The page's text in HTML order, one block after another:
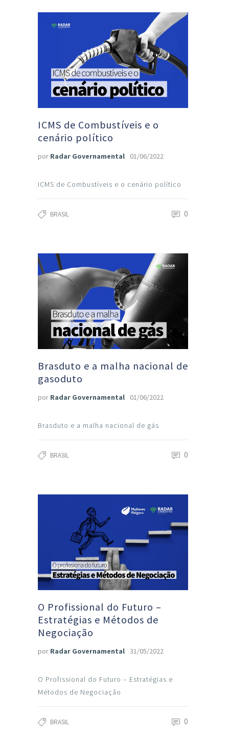
ICMS de Combustíveis e o
cenário político
por Radar Governamental 01/06/2022
ICMS de Combustíveis e o cenário político
BRASIL 0
Brasduto e a malha nacional de
gasoduto
por Radar Governamental 01/06/2022
Brasduto e a malha nacional de gás
BRASIL 0
O Profissional do Futuro –
Estratégias e Métodos de
Negociação
por Radar Governamental 31/05/2022
O Profissional do Futuro – Estratégias e
Métodos de Negociação
BRASIL 0